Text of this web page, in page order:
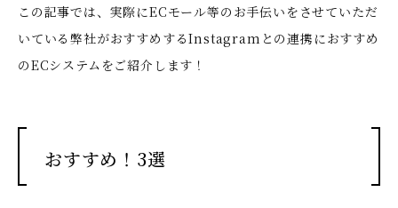
この記事では、実際にECモール等のお手伝いをさせていただ
いている弊社がおすすめするInstagramとの連携におすすめ
のECシステムをご紹介します！
おすすめ！3選